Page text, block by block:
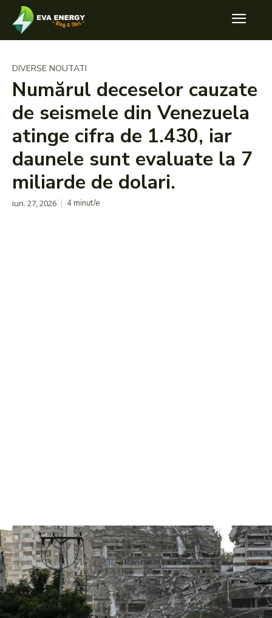
DIVERSE NOUTATI
Numărul deceselor cauzate
de seismele din Venezuela
atinge cifra de 1.430, iar
daunele sunt evaluate la 7
miliarde de dolari.
iun. 27, 2026 4minut/e